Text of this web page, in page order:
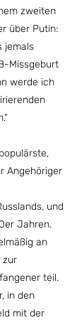
zweiten
über Putin:
jemals
Missgeburt
werde ich
Angehöriger
und
Jahren.
an
zur
teil.
in den
mit der